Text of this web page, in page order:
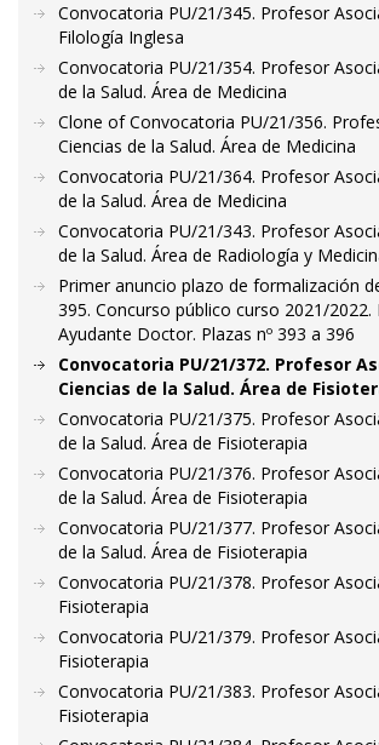
Convocatoria PU/21/345. Profesor
Filología Inglesa
Convocatoria PU/21/354. Profesor
de la Salud. Área de Medicina
Clone of Convocatoria PU/21/356.
Ciencias de la Salud. Área de Medicina
Convocatoria PU/21/364. Profesor
de la Salud. Área de Medicina
Convocatoria PU/21/343. Profesor
de la Salud. Área de Radiología y
Primer anuncio plazo de formalización
395. Concurso público curso 2021/
Ayudante Doctor. Plazas nº 393 a 396
Convocatoria PU/21/372. Profesor
Ciencias de la Salud. Área de
Convocatoria PU/21/375. Profesor
de la Salud. Área de Fisioterapia
Convocatoria PU/21/376. Profesor
de la Salud. Área de Fisioterapia
Convocatoria PU/21/377. Profesor
de la Salud. Área de Fisioterapia
Convocatoria PU/21/378. Profesor
Fisioterapia
Convocatoria PU/21/379. Profesor
Fisioterapia
Convocatoria PU/21/383. Profesor
Fisioterapia